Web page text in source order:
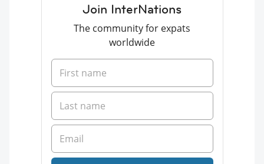
Join InterNations
The community for expats
worldwide